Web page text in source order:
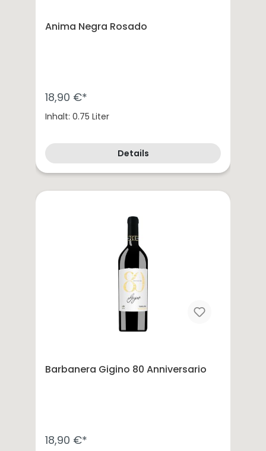
Anima Negra Rosado
18,90 €*
Inhalt: 0.75 Liter
Details
Barbanera Gigino 80 Anniversario
18,90 €*